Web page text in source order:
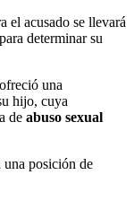
el acusado se llevará
determinar su
una
hijo, cuya
de abuso sexual
una posición de